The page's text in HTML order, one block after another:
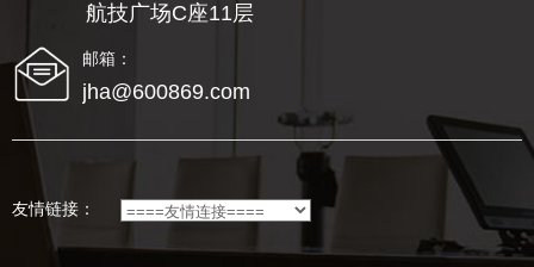
航技广场C座11层
邮箱：
jha@600869.com
友情链接：